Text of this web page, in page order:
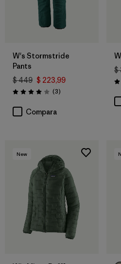
W's Stormstride
Pants
$ 449 $ 223,99
Valoración: 4.0 / 5
(3Comentarios
)
Compara
$
New